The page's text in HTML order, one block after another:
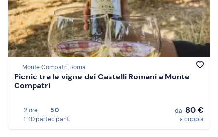
Monte Compatri, Roma
Picnic tra le vigne dei Castelli Romani a Monte
Compatri
2 ore
5,0
1-10 partecipanti
da 80 €
a coppia